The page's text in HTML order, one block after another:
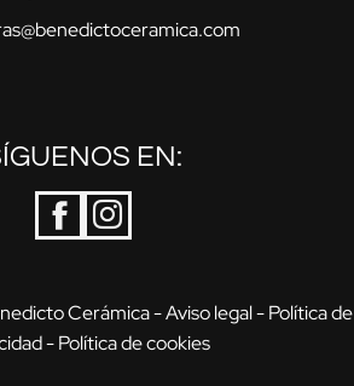
EN:
Cerámica -Aviso legal-Política de
-Política de cookies